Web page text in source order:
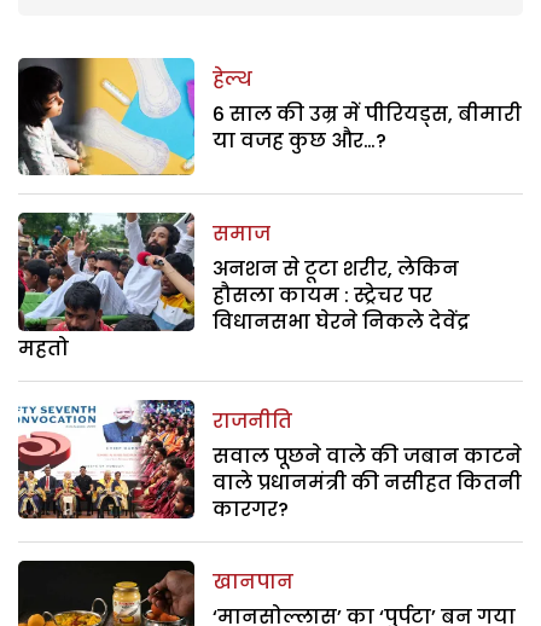
हेल्थ
6 साल की उम्र में पीरियड्स, बीमारी
या वजह कुछ और…?
समाज
अनशन से टूटा शरीर, लेकिन
हौसला कायम : स्ट्रेचर पर
विधानसभा घेरने निकले देवेंद्र
महतो
राजनीति
सवाल पूछने वाले की जबान काटने
वाले प्रधानमंत्री की नसीहत कितनी
कारगर?
खानपान
‘मानसोल्लास’ का ‘पुर्पटा’ बन गया